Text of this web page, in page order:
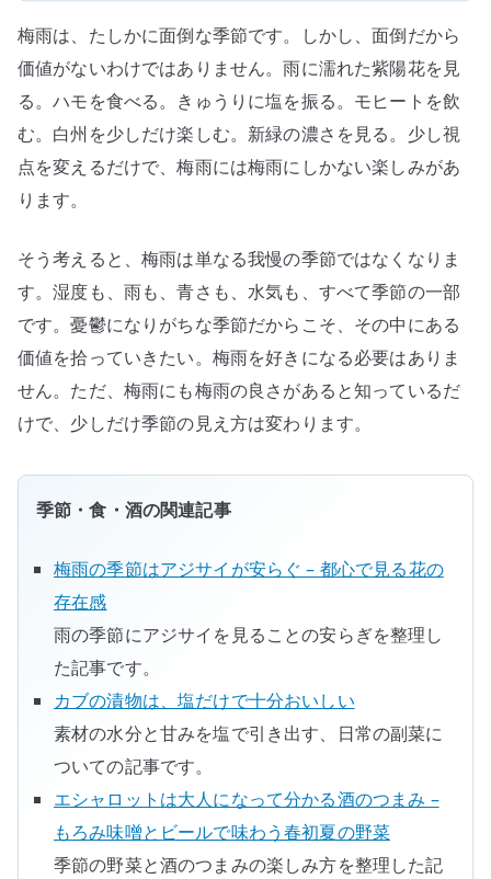
梅雨は、たしかに面倒な季節です。しかし、面倒だから
価値がないわけではありません。雨に濡れた紫陽花を見
る。ハモを食べる。きゅうりに塩を振る。モヒートを飲
む。白州を少しだけ楽しむ。新緑の濃さを見る。少し視
点を変えるだけで、梅雨には梅雨にしかない楽しみがあ
ります。
そう考えると、梅雨は単なる我慢の季節ではなくなりま
す。湿度も、雨も、青さも、水気も、すべて季節の一部
です。憂鬱になりがちな季節だからこそ、その中にある
価値を拾っていきたい。梅雨を好きになる必要はありま
せん。ただ、梅雨にも梅雨の良さがあると知っているだ
けで、少しだけ季節の見え方は変わります。
季節・食・酒の関連記事
梅雨の季節はアジサイが安らぐ – 都心で見る花の
存在感
雨の季節にアジサイを見ることの安らぎを整理し
た記事です。
カブの漬物は、塩だけで十分おいしい
素材の水分と甘みを塩で引き出す、日常の副菜に
ついての記事です。
エシャロットは大人になって分かる酒のつまみ –
もろみ味噌とビールで味わう春初夏の野菜
季節の野菜と酒のつまみの楽しみ方を整理した記